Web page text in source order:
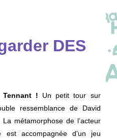
DES
Tennant ! Un petit tour sur
ressemblance de David
métamorphose de l’acteur
est accompagnée d’un jeu